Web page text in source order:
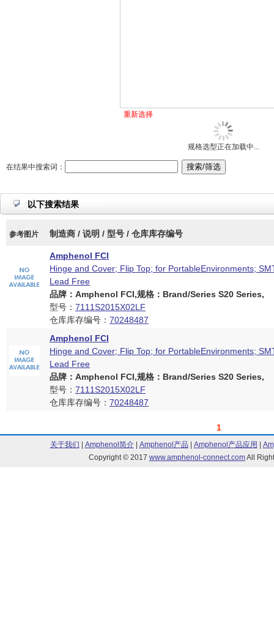
重新选择
规格选型正在加载中...
在结果中搜索词：
以下搜索结果
参考图片 制造商 / 说明 / 型号 / 仓库库存编号
Amphenol FCI
Hinge and Cover; Flip Top; for PortableEnvironments;
Lead Free
品牌：Amphenol FCI,规格：Brand/Series S20 Series,
型号： 7111S2015X02LF
仓库库存编号： 70248487
Amphenol FCI
Hinge and Cover; Flip Top; for PortableEnvironments;
Lead Free
品牌：Amphenol FCI,规格：Brand/Series S20 Series,
型号： 7111S2015X02LF
仓库库存编号： 70248487
1
关于我们 Amphenol简介| Amphenol产品 Amphenol产品应用
Copyright © 2017 www.amphenol-connect.comAll